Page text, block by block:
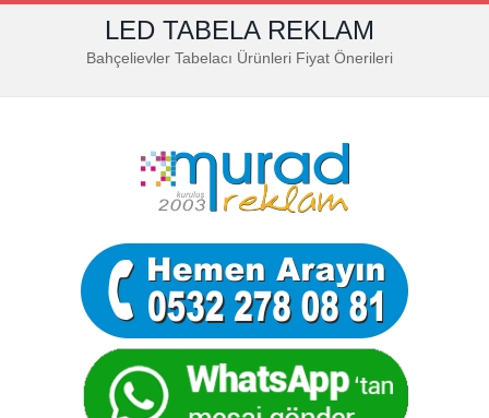
LED TABELA REKLAM
Bahçelievler Tabelacı Ürünleri Fiyat Önerileri